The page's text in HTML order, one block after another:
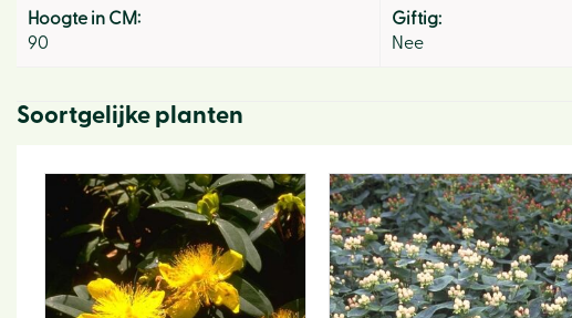
Hoogte in CM:
90
Giftig:
Nee
Soortgelijke planten